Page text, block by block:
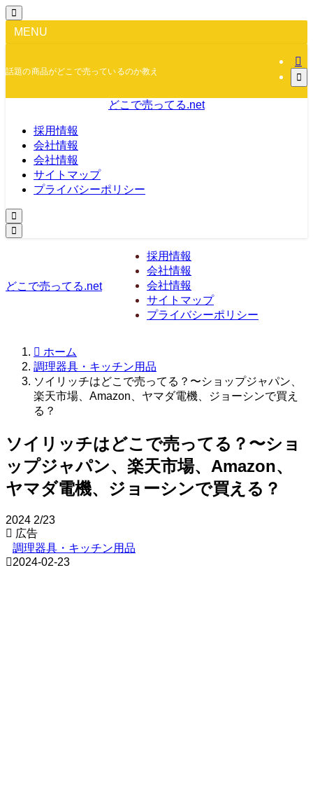
MENU
話題の商品がどこで売っているのか教えます！
どこで売ってる.net
採用情報
会社情報
会社情報
サイトマップ
プライバシーポリシー
どこで売ってる.net
採用情報
会社情報
会社情報
サイトマップ
プライバシーポリシー
ホーム
調理器具・キッチン用品
ソイリッチはどこで売ってる？〜ショップジャパン、
楽天市場、Amazon、ヤマダ電機、ジョーシンで買え
る？
ソイリッチはどこで売ってる？〜ショ
ップジャパン、楽天市場、Amazon、
ヤマダ電機、ジョーシンで買える？
2024 2/23
広告
調理器具・キッチン用品
2024-02-23